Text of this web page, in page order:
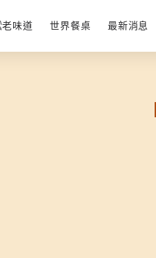
味道 世界餐桌 最新消息